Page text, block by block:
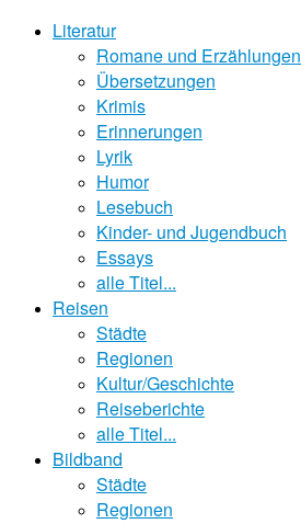
Literatur
Romane und Erzählungen
Übersetzungen
Krimis
Erinnerungen
Lyrik
Humor
Lesebuch
Kinder- und Jugendbuch
Essays
alle Titel...
Reisen
Städte
Regionen
Kultur/Geschichte
Reiseberichte
alle Titel...
Bildband
Städte
Regionen